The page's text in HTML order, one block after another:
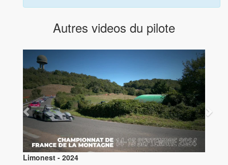
Autres videos du pilote
Limonest - 2024